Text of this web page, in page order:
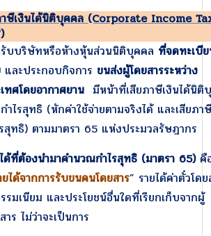
ษีเงินได้นิติบุคคล (Corporate Income
บบริษัทหรือห้างหุ้นส่วนนิติบุคคล ที่จดทะเบี
และประกอบกิจการ ขนส่งผู้โดยสารระหว่าง
ทศโดยอากาศยาน มีหน้าที่เสียภาษีเงินได้นิติ
ำไรสุทธิ (หักค่าใช้จ่ายตามจริงได้ และเสียภา
สุทธิ) ตามมาตรา 65 แห่งประมวลรัษฎากร
ด้ที่ต้องนำมาคำนวณกำไรสุทธิ (มาตรา 65)คื
ยได้จากการรับขนคนโดยสาร” รายได้ค่าตั๋วโดย
รมเนียม และประโยชน์อื่นใดที่เรียกเก็บจากผู้
าร ไม่ว่าจะเป็นการ